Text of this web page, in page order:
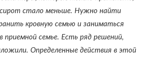
стало меньше. Нужно найти
кровную семью и заниматься
приемной семье. Есть ряд решений,
Определенные действия в этой